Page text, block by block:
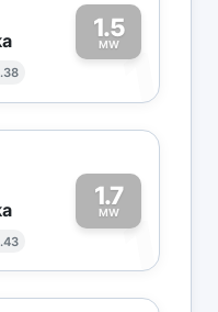
1.5
MW1
1.7
MW1